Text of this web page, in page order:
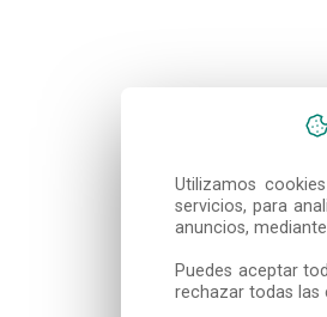
Utilizamos
servicios, para
anuncios,
Puedes aceptar
rechazar todas las